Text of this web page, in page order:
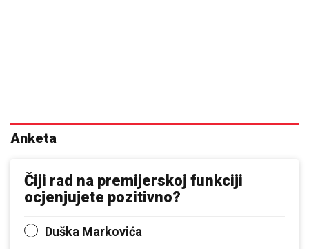
Anketa
Čiji rad na premijerskoj funkciji
ocjenjujete pozitivno?
Duška Markovića